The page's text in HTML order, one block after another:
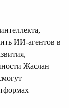
ИИ-агентов в
Жаслан